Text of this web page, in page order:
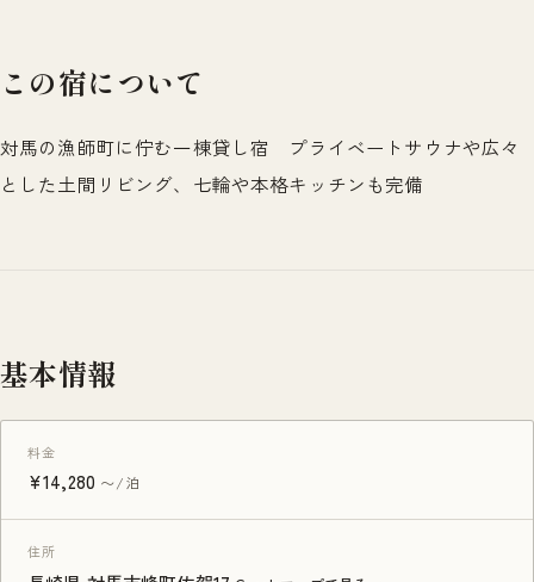
この宿について
対馬の漁師町に佇む一棟貸し宿 プライベートサウナや広々
とした土間リビング、七輪や本格キッチンも完備
基本情報
料金
¥14,280 〜/泊
住所